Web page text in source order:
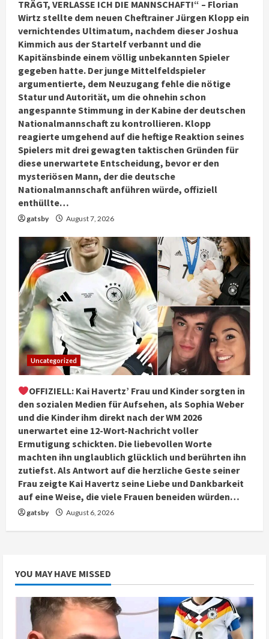
TRÄGT, VERLASSE ICH DIE MANNSCHAFT!“ – Florian
Wirtz stellte dem neuen Cheftrainer Jürgen Klopp ein
vernichtendes Ultimatum, nachdem dieser Joshua
Kimmich aus der Startelf verbannt und die
Kapitänsbinde einem völlig unbekannten Spieler
gegeben hatte. Der junge Mittelfeldspieler
argumentierte, dem Neuzugang fehle die nötige
Statur und Autorität, um die ohnehin schon
angespannte Stimmung in der Kabine der deutschen
Nationalmannschaft zu kontrollieren. Klopp
reagierte umgehend auf die heftige Reaktion seines
Spielers mit drei gewagten taktischen Gründen für
diese unerwartete Entscheidung, bevor er den
mysteriösen Mann, der die deutsche
Nationalmannschaft anführen würde, offiziell
enthüllte…
gatsby August 7, 2026
Uncategorized
OFFIZIELL: Kai Havertz’ Frau und Kinder sorgten in
den sozialen Medien für Aufsehen, als Sophia Weber
und die Kinder ihm direkt nach der WM 2026
unerwartet eine 12-Wort-Nachricht voller
Ermutigung schickten. Die liebevollen Worte
machten ihn unglaublich glücklich und berührten ihn
zutiefst. Als Antwort auf die herzliche Geste seiner
Frau zeigte Kai Havertz seine Liebe und Dankbarkeit
auf eine Weise, die viele Frauen beneiden würden…
gatsby August 6, 2026
YOU MAY HAVE MISSED